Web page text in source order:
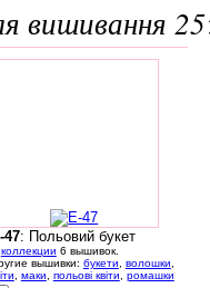
вишивання
47: Польовий букет
коллекции 6 вышивок.
вышивки: букети, волошки,
, маки, польові квіти, ромашки